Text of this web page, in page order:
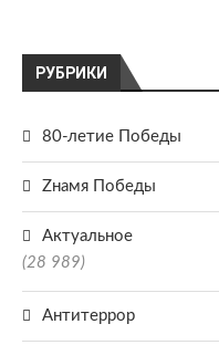
РУБРИКИ
80-летие Победы
Zнамя Победы
Актуальное
(28 989)
Антитеррор